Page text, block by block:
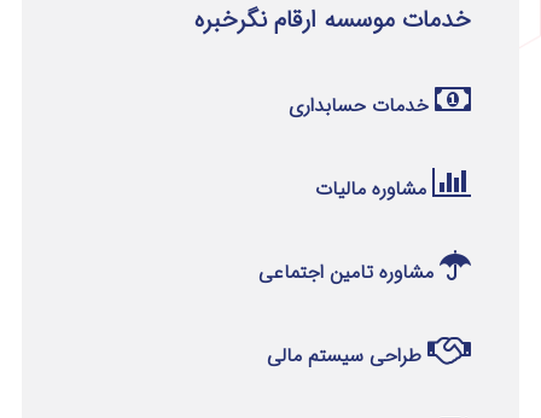
خدمات موسسه ارقام نگرخبره
خدمات حسابداری
مشاوره مالیات
مشاوره تامین اجتماعی
طراحی سیستم مالی